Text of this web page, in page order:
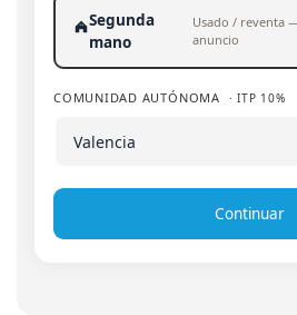
Segunda
mano
Usado / reventa
anuncio
COMUNIDAD AUTÓNOMA · ITP 10%
Continuar